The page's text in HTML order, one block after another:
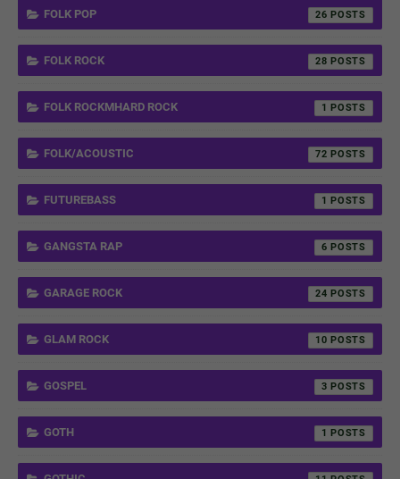
FOLK POP 26
FOLK ROCK 28
FOLK ROCKMHARD ROCK 1
FOLK/ACOUSTIC 72
FUTUREBASS 1
GANGSTA RAP 6
GARAGE ROCK 24
GLAM ROCK 10
GOSPEL 3
GOTH 1